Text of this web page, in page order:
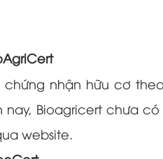
nhận hữu cơ theo
nay, Bioagricert
website.